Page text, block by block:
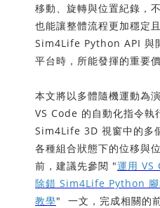
移動、旋轉與位置紀錄，
也能讓整體流程更加穩定
Sim4Life Python API 與
平台時，所能發揮的重要
本文將以多體隨機運動為
VS Code 的自動化指令執
Sim4Life 3D 視窗中的多
各種組合狀態下的位移與
前，建議先參閱 "運用 VS
除錯 Sim4Life Python 腳
教學" 一文，完成相關的